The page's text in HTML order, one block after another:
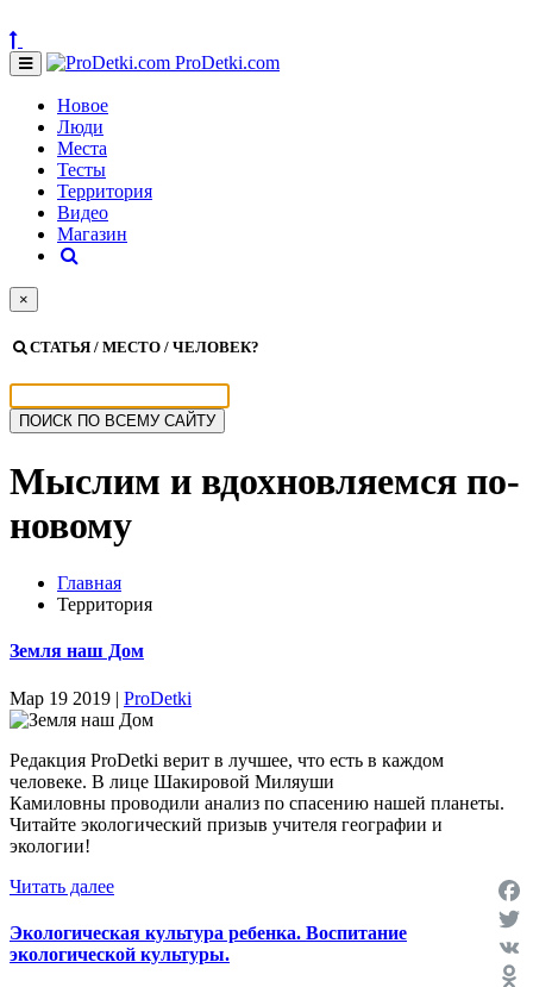
ProDetki.com
Новое
Люди
Места
Тесты
Территория
Видео
Магазин
×
СТАТЬЯ / МЕСТО / ЧЕЛОВЕК?
Мыслим и вдохновляемся по-
новому
Главная
Территория
Земля наш Дом
Мар 19 2019 | ProDetki
Редакция ProDetki верит в лучшее, что есть в каждом
человеке. В лице Шакировой Миляуши
Камиловны проводили анализ по спасению нашей планеты.
Читайте экологический призыв учителя географии и
экологии!
Читать далее
VK
Экологическая культура ребенка. Воспитание
экологической культуры.